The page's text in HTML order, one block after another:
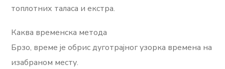
топлотних таласа и екстра.
Каква временска метода
Брзо, време је обрис дуготрајног узорка времена на
изабраном месту.